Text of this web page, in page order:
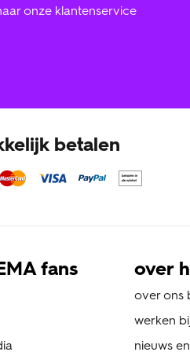
onze klantenservice
betalen
fans over
over ons
werken
nieuws